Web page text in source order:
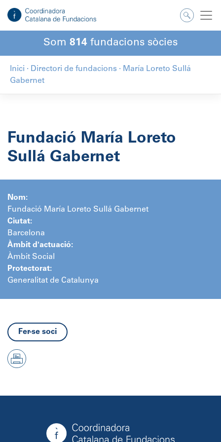
contingut
Som 814 fundacions sòcies
Inici · Directori de fundacions · María Loreto Sullá
Gabernet
Fundació María Loreto
Sullá Gabernet
Nom:
Fundació María Loreto Sullá Gabernet
Ciutat:
Barcelona
Àmbit d'actuació:
Àmbit Social
Protectorat:
Generalitat de Catalunya
Fer-se soci